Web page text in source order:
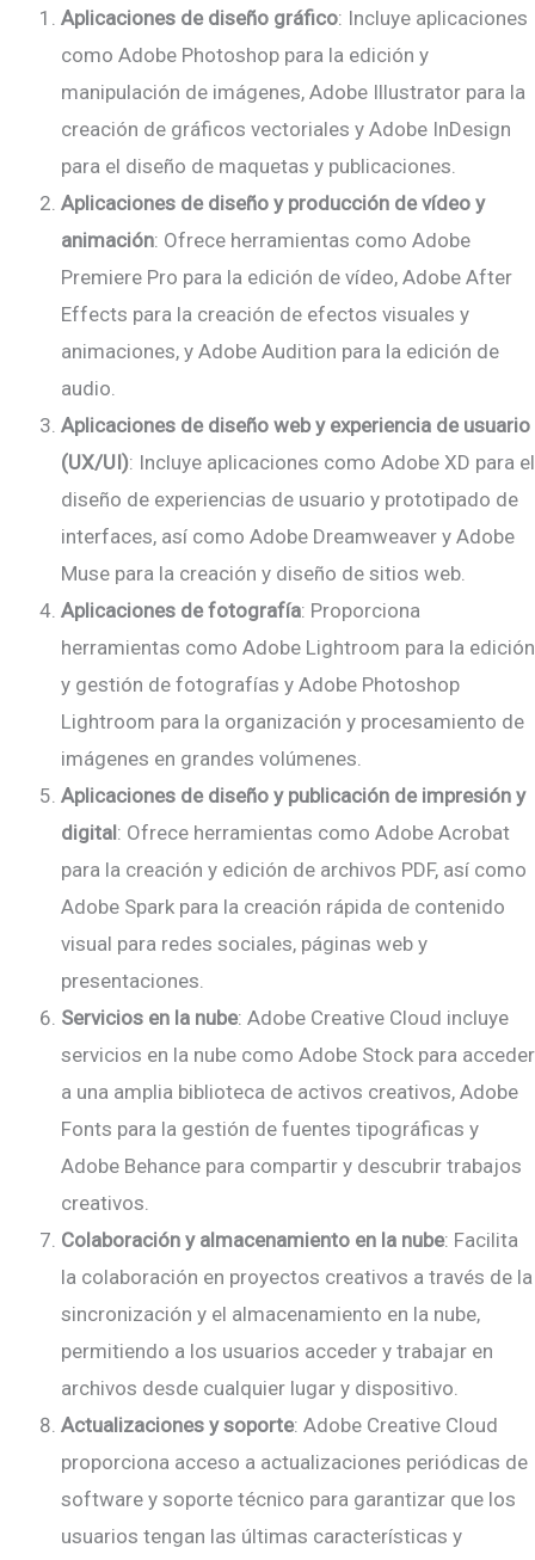
Aplicaciones de diseño gráfico: Incluye aplicaciones
como Adobe Photoshop para la edición y
manipulación de imágenes, Adobe Illustrator para la
creación de gráficos vectoriales y Adobe InDesign
para el diseño de maquetas y publicaciones.
Aplicaciones de diseño y producción de vídeo y
animación: Ofrece herramientas como Adobe
Premiere Pro para la edición de vídeo, Adobe After
Effects para la creación de efectos visuales y
animaciones, y Adobe Audition para la edición de
audio.
Aplicaciones de diseño web y experiencia de usuario
(UX/UI): Incluye aplicaciones como Adobe XD para el
diseño de experiencias de usuario y prototipado de
interfaces, así como Adobe Dreamweaver y Adobe
Muse para la creación y diseño de sitios web.
Aplicaciones de fotografía: Proporciona
herramientas como Adobe Lightroom para la edición
y gestión de fotografías y Adobe Photoshop
Lightroom para la organización y procesamiento de
imágenes en grandes volúmenes.
Aplicaciones de diseño y publicación de impresión y
digital: Ofrece herramientas como Adobe Acrobat
para la creación y edición de archivos PDF, así como
Adobe Spark para la creación rápida de contenido
visual para redes sociales, páginas web y
presentaciones.
Servicios en la nube: Adobe Creative Cloud incluye
servicios en la nube como Adobe Stock para acceder
a una amplia biblioteca de activos creativos, Adobe
Fonts para la gestión de fuentes tipográficas y
Adobe Behance para compartir y descubrir trabajos
creativos.
Colaboración y almacenamiento en la nube: Facilita
la colaboración en proyectos creativos a través de la
sincronización y el almacenamiento en la nube,
permitiendo a los usuarios acceder y trabajar en
archivos desde cualquier lugar y dispositivo.
Actualizaciones y soporte: Adobe Creative Cloud
proporciona acceso a actualizaciones periódicas de
software y soporte técnico para garantizar que los
usuarios tengan las últimas características y